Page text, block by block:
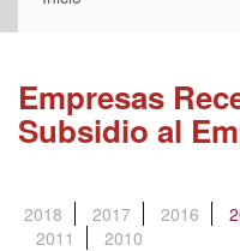
Empresas
Subsidio al
2018 2017 2016
2011
2010